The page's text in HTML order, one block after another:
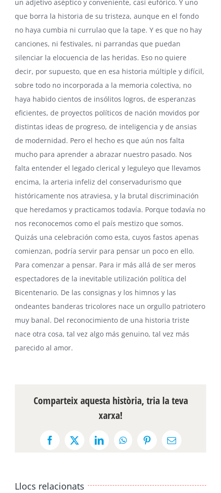
un adjetivo aséptico y conveniente, casi eufórico. Y uno
que borra la historia de su tristeza, aunque en el fondo
no haya cumbia ni currulao que la tape. Y es que no hay
canciones, ni festivales, ni parrandas que puedan
silenciar la elocuencia de las heridas. Eso no quiere
decir, por supuesto, que en esa historia múltiple y difícil,
sobre todo no incorporada a la memoria colectiva, no
haya habido cientos de insólitos logros, de esperanzas
eficientes, de proyectos políticos de nación movidos por
distintas ideas de progreso, de inteligencia y de ansias
de modernidad. Pero el hecho es que aún nos falta
mucho para aprender a abrazar nuestro pasado. Nos
falta entender el legado clerical y leguleyo que llevamos
encima, la arteria infeliz del conservadurismo que
históricamente nos atraviesa, y la brutal discriminación
que heredamos y practicamos todavía. Porque todavía no
nos reconocemos como el país mestizo que somos.
Quizás una celebración como esta, cuyos fastos apenas
comienzan, podría servir para pensar un poco en ello.
Para comenzar a pensar. Para ir más allá de ser meros
espectadores de la inevitable utilización política del
Bicentenario. De las consignas y los himnos y las
ondeantes banderas tricolores nace un orgullo patriotero
muy banal. Del reconocimiento de una historia triste
nace otra cosa, tal vez algo más genuino, tal vez más
parecido al amor.
Comparteix aquesta història, tria la teva
xarxa!
Facebook
X LinkedInWhatsAppPinterestEmail:
Llocs relacionats